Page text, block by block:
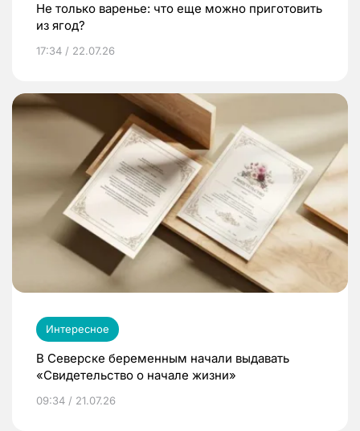
Не только варенье: что еще можно приготовить
из ягод?
17:34 / 22.07.26
Интересное
В Северске беременным начали выдавать
«Свидетельство о начале жизни»
09:34 / 21.07.26